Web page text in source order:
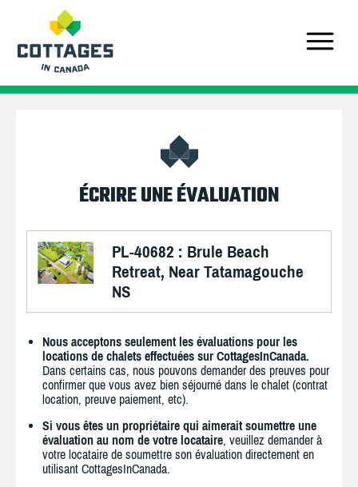
ÉCRIRE UNE ÉVALUATION
PL-40682 : Brule Beach
Retreat, Near Tatamagouche
NS
Nous acceptons seulement les évaluations pour les
locations de chalets effectuées sur CottagesInCanada.
Dans certains cas, nous pouvons demander des preuves pour
confirmer que vous avez bien séjourné dans le chalet (contrat
location, preuve paiement, etc).
Si vous êtes un propriétaire qui aimerait soumettre une
évaluation au nom de votre locataire, veuillez demander à
votre locataire de soumettre son évaluation directement en
utilisant CottagesInCanada.